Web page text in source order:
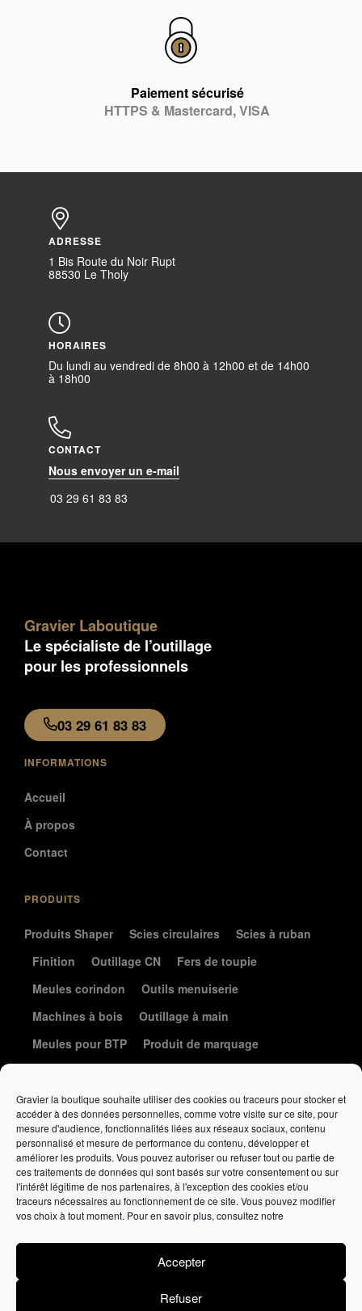
Gravier la boutique souhaite utiliser des cookies ou traceurs pour stocker et
accéder à des données personnelles, comme votre visite sur ce site, pour
mesure d'audience, fonctionnalités liées aux réseaux sociaux, contenu
personnalisé et mesure de performance du contenu, développer et
améliorer les produits. Vous pouvez autoriser ou refuser tout ou partie de
ces traitements de données qui sont basés sur votre consentement ou sur
l'intérêt légitime de nos partenaires, à l'exception des cookies et/ou
traceurs nécessaires au fonctionnement de ce site. Vous pouvez modifier
vos choix à tout moment. Pour en savoir plus, consultez notre
Accepter
Refuser
Paiement sécurisé
HTTPS & Mastercard, VISA
ADRESSE
1 Bis Route du Noir Rupt
88530 Le Tholy
HORAIRES
Du lundi au vendredi de 8h00 à 12h00 et de 14h00
à 18h00
CONTACT
Nous envoyer un e-mail
03 29 61 83 83
Gravier Laboutique
Le spécialiste de l’outillage
pour les professionnels
03 29 61 83 83
INFORMATIONS
Accueil
À propos
Contact
PRODUITS
Produits Shaper Scies circulaires
Scies à ruban
Finition
Outillage CN
Fers de toupie
Meules corindon
Outils menuiserie
Machines à bois
Outillage à main
Meules pour BTP
Produit de marquage
Élément de liste
Politique de confidentialité•Politique de cookies•Conditions